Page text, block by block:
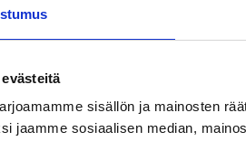
sisällön ja mainosten
jaamme sosiaalisen median,